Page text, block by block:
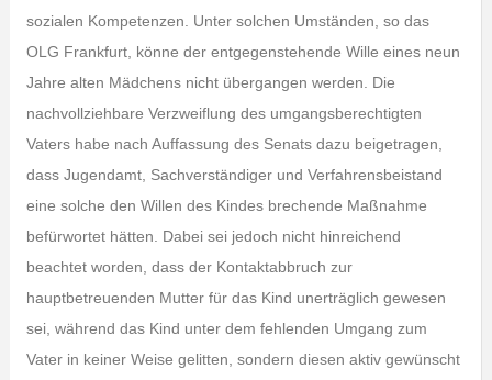
sozialen Kompetenzen. Unter solchen Umständen, so das
OLG Frankfurt, könne der entgegenstehende Wille eines neun
Jahre alten Mädchens nicht übergangen werden. Die
nachvollziehbare Verzweiflung des umgangsberechtigten
Vaters habe nach Auffassung des Senats dazu beigetragen,
dass Jugendamt, Sachverständiger und Verfahrensbeistand
eine solche den Willen des Kindes brechende Maßnahme
befürwortet hätten. Dabei sei jedoch nicht hinreichend
beachtet worden, dass der Kontaktabbruch zur
hauptbetreuenden Mutter für das Kind unerträglich gewesen
sei, während das Kind unter dem fehlenden Umgang zum
Vater in keiner Weise gelitten, sondern diesen aktiv gewünscht